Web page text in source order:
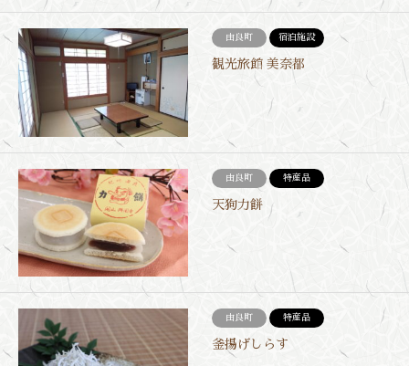
由良町 宿泊施設
観光旅館 美奈都
由良町 特産品
天狗力餅
由良町 特産品
釜揚げしらす